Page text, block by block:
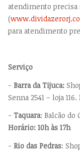
atendimento
(
para atendimento
Serviço
- Barra da Tijuca:
Senna 2541 – loja 116.
- Taquara: Balcão do
Horário: 10h às 17h
- Rio das Pedras: